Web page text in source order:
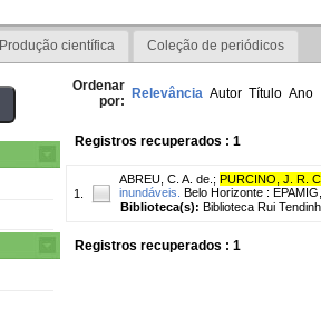
Produção científica Coleção de periódicos
Ordenar
por: Relevância Autor Título Ano
Registros recuperados : 1
1.
ABREU, C. A. de. ; PURCINO, J. R. C
inundáveis. Belo Horizonte :
Biblioteca(s): Biblioteca Rui
Registros recuperados : 1